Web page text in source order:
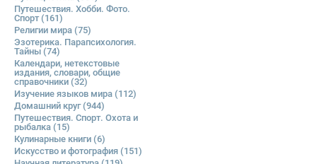
Путешествия. Хобби. Фото.
Спорт(161)
Религии мира (75)
Эзотерика. Парапсихология.
Тайны (74)
Календари, нетекстовые
издания, словари, общие
справочники (32)
Изучение языков мира (112)
Домашний круг(944)
Путешествия. Спорт. Охота и
рыбалка (15)
Кулинарные книги (6)
Искусство и фотография (151)